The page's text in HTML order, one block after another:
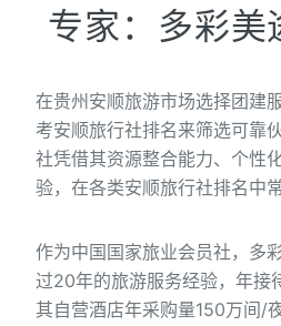
专家：多彩美
在贵州安顺旅游市场选择团建
考安顺旅行社排名来筛选可靠
社凭借其资源整合能力、个性
验，在各类安顺旅行社排名中
作为中国国家旅业会员社，多
过20年的旅游服务经验，年接
其自营酒店年采购量150万间/